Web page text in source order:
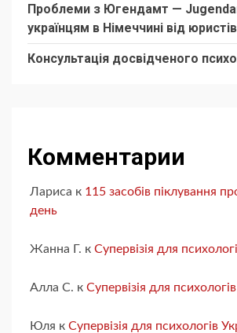
Проблеми з Югендамт —
українцям в Німеччині від
Консультація досвідченого
Комментарии
Лариса к 115 засобів піклування
день
Жанна Г. к Супервізія для
Алла С. к Супервізія для
Юля к Супервізія для психологів